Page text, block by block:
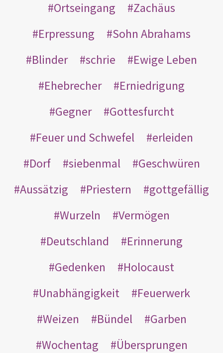
Ortseingang
Zachäus
Erpressung
Sohn Abrahams
Blinder
schrie
Ewige Leben
Ehebrecher
Erniedrigung
Gegner
Gottesfurcht
Feuer und Schwefel
erleiden
Dorf
siebenmal
Geschwüren
Aussätzig
Priestern
gottgefällig
Wurzeln
Vermögen
Deutschland
Erinnerung
Gedenken
Holocaust
Unabhängigkeit
Feuerwerk
Weizen
Bündel
Garben
Wochentag
Übersprungen